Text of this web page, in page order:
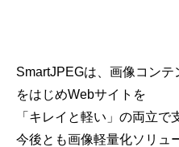
SmartJPEGは、画像コン
をはじめWebサイトを
「キレイと軽い」の両立で
今後とも画像軽量化ソリュ